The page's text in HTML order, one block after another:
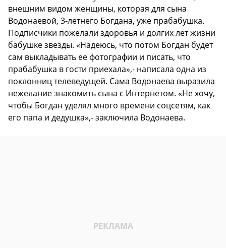
внешним видом женщины, которая для сына
Водонаевой, 3-летнего Богдана, уже прабабушка.
Подписчики пожелали здоровья и долгих лет жизни
бабушке звезды. «Надеюсь, что потом Богдан будет
сам выкладывать ее фотографии и писать, что
прабабушка в гости приехала»,- написала одна из
поклонниц телеведущей. Сама Водонаева выразила
нежелание знакомить сына с Интернетом. «Не хочу,
чтобы Богдан уделял много времени соцсетям, как
его папа и дедушка»,- заключила Водонаева.